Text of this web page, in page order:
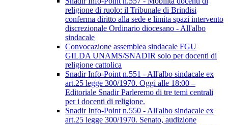
religione di ruolo: il Tribunale di Brindisi
conferma diritto alla sede e limita spazi intervento
discrezionale Ordinario diocesano - All'albo
sindacale
Convocazione assemblea sindacale FGU
GILDA UNAMS/SNADIR solo per docenti di
religione cattolica
Snadir Info-Point n.551 - All'albo sindacale ex
art.25 legge 300/1970. Oggi alle 18:00 –
Editoriale Snadir Parleremo di tre temi centrali
per i docenti di religione.
Snadir Info-Point n.550 - All'albo sindacale ex
art.25 legge 300/1970. Senato, audizione